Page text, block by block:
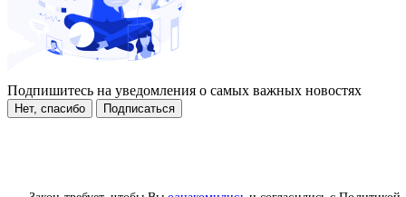
Подпишитесь на уведомления о самых важных новостях
Нет, спасибо Подписаться